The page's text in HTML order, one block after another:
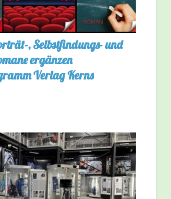
, Selbstfindungs- und
ergänzen
Verlag Kerns